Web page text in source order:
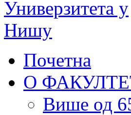
Почетна
О
Више од